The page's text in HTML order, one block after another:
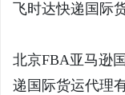
飞时达快递国际
北京FBA亚马逊
递国际货运代理